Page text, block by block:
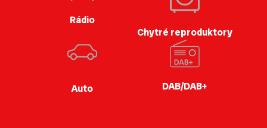
Rádio
Chytré reproduktory
Auto DAB/DAB+